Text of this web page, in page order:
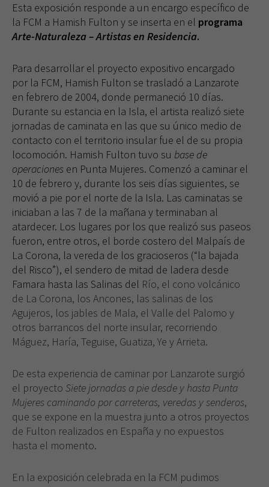
Esta exposición responde a un encargo específico de
la FCM a Hamish Fulton y se inserta en el programa
Arte-Naturaleza – Artistas en Residencia.
Para desarrollar el proyecto expositivo encargado
por la FCM, Hamish Fulton se trasladó a Lanzarote
en febrero de 2004, donde permaneció 10 días.
Durante su estancia en la Isla, el artista realizó siete
jornadas de caminata en las que su único medio de
contacto con el territorio insular fue el de su propia
locomoción. Hamish Fulton tuvo su base de
operaciones en Punta Mujeres. Comenzó a caminar el
10 de febrero y, durante los seis días siguientes, se
movió a pie por el norte de la Isla. Las caminatas se
iniciaban a las 7 de la mañana y terminaban al
atardecer. Los lugares por los que realizó sus paseos
fueron, entre otros, el borde costero del Malpaís de
La Corona, la vereda de los gracioseros (“la bajada
del Risco”), el sendero de mitad de ladera desde
Famara hasta las Salinas del Río, el cono volcánico
de La Corona, los Ancones, las salinas de los
Agujeros, los jables de Mala, el Valle del Palomo y
otros barrancos del norte insular, recorriendo
Máguez, Haría, Teguise, Guatiza, Ye y Arrieta.
De esta experiencia de caminar por Lanzarote surgió
el proyecto Siete jornadas a pie desde y hasta Punta
Mujeres caminando por carreteras, veredas y senderos,
que se expone en la muestra junto a otros proyectos
de Fulton realizados en España y no expuestos
hasta el momento.
En la exposición celebrada en la FCM pudimos